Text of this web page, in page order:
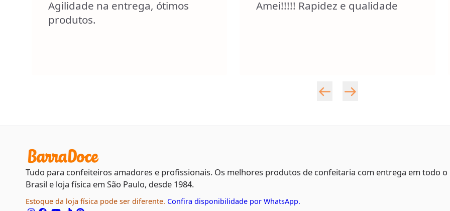
Agilidade na entrega, ótimos
produtos.
Amei!!!!! Rapidez e qualidade
Tudo para confeiteiros amadores e profissionais. Os melhores produtos de confeitaria com entrega em todo o
Brasil e loja física em São Paulo, desde 1984.
Estoque da loja física pode ser diferente. Confira disponibilidade por WhatsApp.